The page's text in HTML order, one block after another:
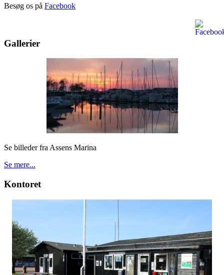
Besøg os på Facebook
Gallerier
Se billeder fra Assens Marina
Se mere...
Kontoret